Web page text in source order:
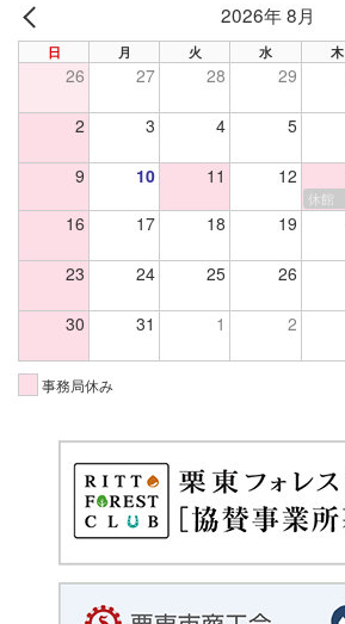
PREV
2026年 8月
日 月 火 水 木
26 27 28 29
2 3 4 5
9 10 11 12
休館
16 17 18 19
23 24 25 26
30 31 1 2
事務局休み